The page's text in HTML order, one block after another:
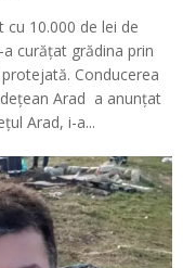
10.000 de lei de
curățat grădina prin
Conducerea
Arad a anunțat
Arad, i-a...